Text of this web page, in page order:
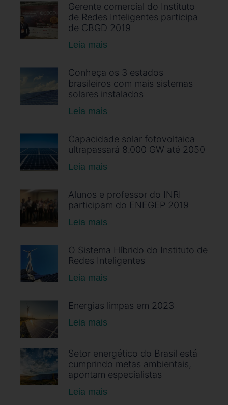
Gerente comercial do Instituto
de Redes Inteligentes participa
de CBGD 2019
Leia mais
Conheça os 3 estados
brasileiros com mais sistemas
solares instalados
Leia mais
Capacidade solar fotovoltaica
ultrapassará 8.000 GW até 2050
Leia mais
Alunos e professor do INRI
participam do ENEGEP 2019
Leia mais
O Sistema Híbrido do Instituto de
Redes Inteligentes
Leia mais
Energias limpas em 2023
Leia mais
Setor energético do Brasil está
cumprindo metas ambientais,
apontam especialistas
Leia mais